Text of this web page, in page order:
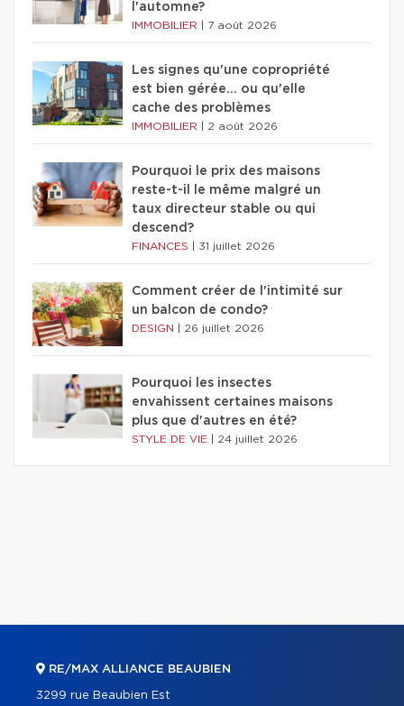
l'automne?
IMMOBILIER 7 août 2026
Les signes qu'une copropriété
est bien gérée… ou qu'elle
cache des problèmes
IMMOBILIER 2 août 2026
Pourquoi le prix des maisons
reste-t-il le même malgré un
taux directeur stable ou qui
descend?
FINANCES 31 juillet 2026
Comment créer de l'intimité sur
un balcon de condo?
DESIGN 26 juillet 2026
Pourquoi les insectes
envahissent certaines maisons
plus que d'autres en été?
STYLE DE VIE 24 juillet 2026
RE/MAX ALLIANCE BEAUBIEN
3299 rue Beaubien Est